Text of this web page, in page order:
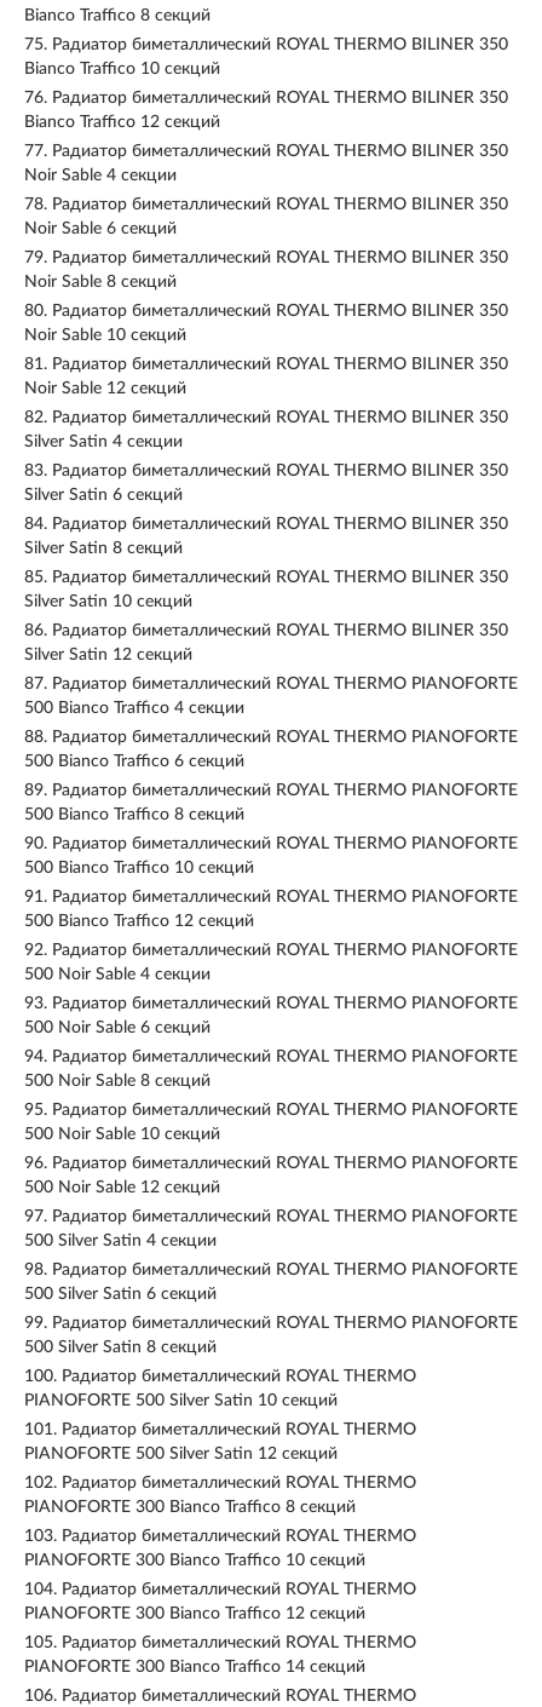
Bianco Traffico 8 секций
75. Радиатор биметаллический ROYAL THERMO BILINER 350
Bianco Traffico 10 секций
76. Радиатор биметаллический ROYAL THERMO BILINER 350
Bianco Traffico 12 секций
77. Радиатор биметаллический ROYAL THERMO BILINER 350
Noir Sable 4 секции
78. Радиатор биметаллический ROYAL THERMO BILINER 350
Noir Sable 6 секций
79. Радиатор биметаллический ROYAL THERMO BILINER 350
Noir Sable 8 секций
80. Радиатор биметаллический ROYAL THERMO BILINER 350
Noir Sable 10 секций
81. Радиатор биметаллический ROYAL THERMO BILINER 350
Noir Sable 12 секций
82. Радиатор биметаллический ROYAL THERMO BILINER 350
Silver Satin 4 секции
83. Радиатор биметаллический ROYAL THERMO BILINER 350
Silver Satin 6 секций
84. Радиатор биметаллический ROYAL THERMO BILINER 350
Silver Satin 8 секций
85. Радиатор биметаллический ROYAL THERMO BILINER 350
Silver Satin 10 секций
86. Радиатор биметаллический ROYAL THERMO BILINER 350
Silver Satin 12 секций
87. Радиатор биметаллический ROYAL THERMO PIANOFORTE
500 Bianco Traffico 4 секции
88. Радиатор биметаллический ROYAL THERMO PIANOFORTE
500 Bianco Traffico 6 секций
89. Радиатор биметаллический ROYAL THERMO PIANOFORTE
500 Bianco Traffico 8 секций
90. Радиатор биметаллический ROYAL THERMO PIANOFORTE
500 Bianco Traffico 10 секций
91. Радиатор биметаллический ROYAL THERMO PIANOFORTE
500 Bianco Traffico 12 секций
92. Радиатор биметаллический ROYAL THERMO PIANOFORTE
500 Noir Sable 4 секции
93. Радиатор биметаллический ROYAL THERMO PIANOFORTE
500 Noir Sable 6 секций
94. Радиатор биметаллический ROYAL THERMO PIANOFORTE
500 Noir Sable 8 секций
95. Радиатор биметаллический ROYAL THERMO PIANOFORTE
500 Noir Sable 10 секций
96. Радиатор биметаллический ROYAL THERMO PIANOFORTE
500 Noir Sable 12 секций
97. Радиатор биметаллический ROYAL THERMO PIANOFORTE
500 Silver Satin 4 секции
98. Радиатор биметаллический ROYAL THERMO PIANOFORTE
500 Silver Satin 6 секций
99. Радиатор биметаллический ROYAL THERMO PIANOFORTE
500 Silver Satin 8 секций
100. Радиатор биметаллический ROYAL THERMO
PIANOFORTE 500 Silver Satin 10 секций
101. Радиатор биметаллический ROYAL THERMO
PIANOFORTE 500 Silver Satin 12 секций
102. Радиатор биметаллический ROYAL THERMO
PIANOFORTE 300 Bianco Traffico 8 секций
103. Радиатор биметаллический ROYAL THERMO
PIANOFORTE 300 Bianco Traffico 10 секций
104. Радиатор биметаллический ROYAL THERMO
PIANOFORTE 300 Bianco Traffico 12 секций
105. Радиатор биметаллический ROYAL THERMO
PIANOFORTE 300 Bianco Traffico 14 секций
106. Радиатор биметаллический ROYAL THERMO